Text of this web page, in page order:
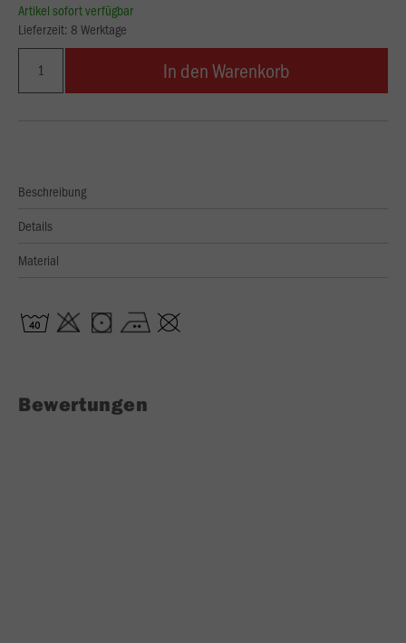
Artikel sofort verfügbar
Lieferzeit: 8 Werktage
In den Warenkorb
Beschreibung
Details
Material
Bewertungen